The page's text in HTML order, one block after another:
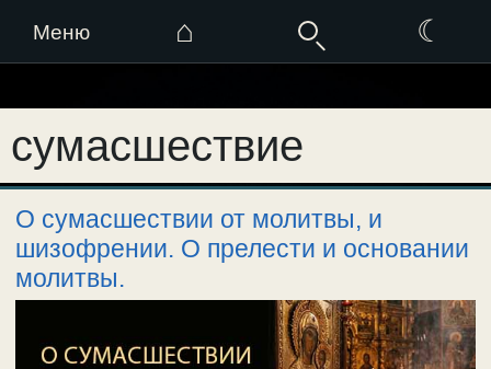
Меню ⌂ ☾
к
содержимому
сумасшествие
О сумасшествии от молитвы, и
шизофрении. О прелести и основании
молитвы.